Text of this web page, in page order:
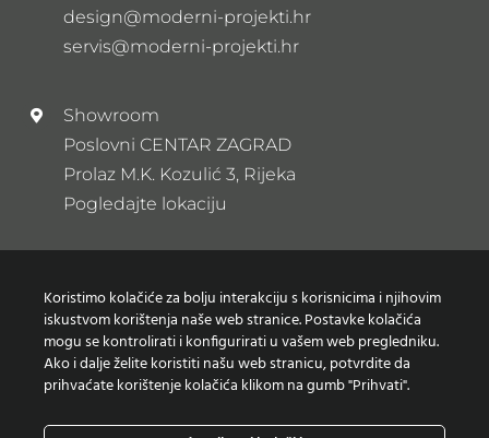
design@moderni-projekti.hr
servis@moderni-projekti.hr
Showroom
Poslovni CENTAR ZAGRAD
Prolaz M.K. Kozulić 3, Rijeka
Pogledajte lokaciju
Prijavi se na naš newsletter
Koristimo kolačiće za bolju interakciju s korisnicima i njihovim
iskustvom korištenja naše web stranice. Postavke kolačića
mogu se kontrolirati i konfigurirati u vašem web pregledniku.
Ako i dalje želite koristiti našu web stranicu, potvrdite da
prihvaćate korištenje kolačića klikom na gumb "Prihvati".